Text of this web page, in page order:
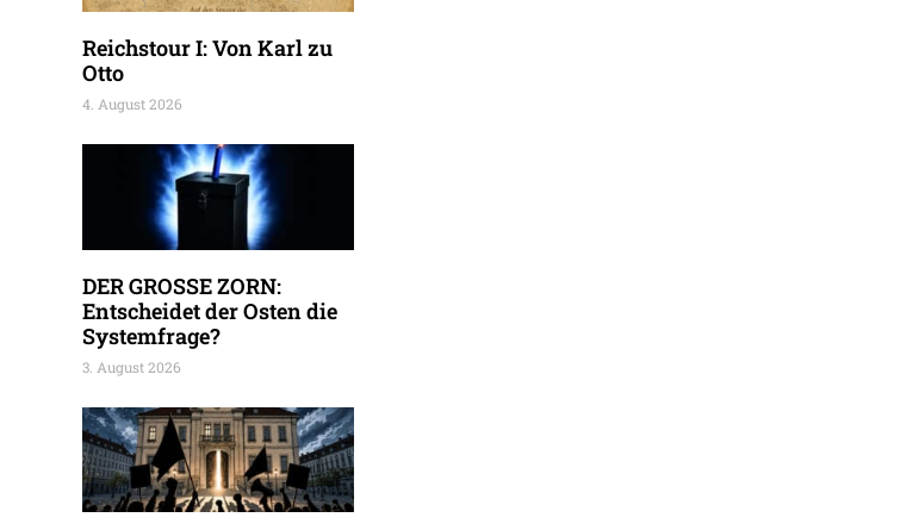
Reichstour I: Von Karl zu
Otto
4. August 2026
DER GROSSE ZORN:
Entscheidet der Osten die
Systemfrage?
3. August 2026